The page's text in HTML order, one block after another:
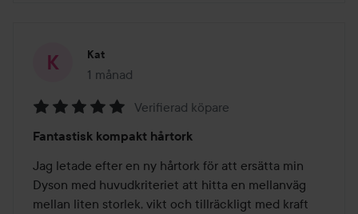
Kat
1 månad
Inlägget skapades 1 månad
5
av
5
Verifierad köpare
Fantastisk kompakt hårtork
Jag letade efter en ny hårtork för att ersätta min
Dyson med huvudkriteriet att hitta en mellanväg
mellan liten storlek, vikt och tillräckligt med kraft